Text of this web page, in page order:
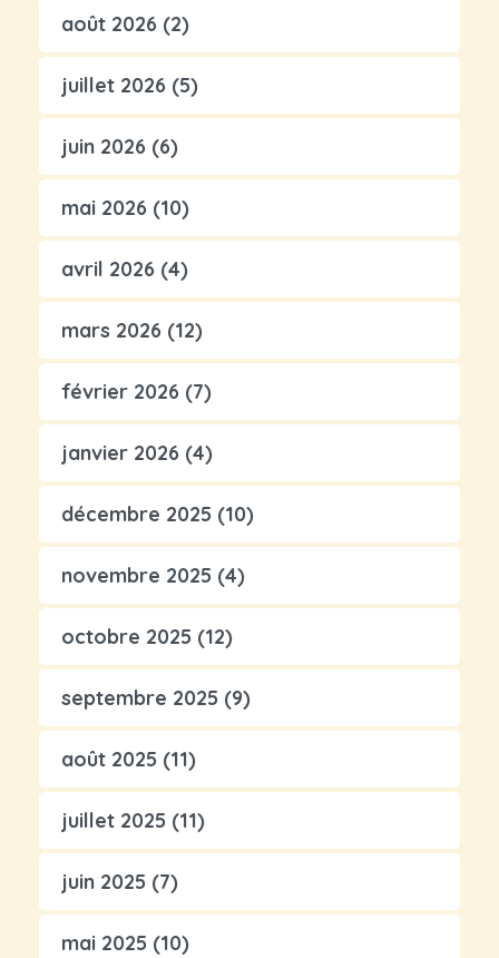
août 2026 (2)
juillet 2026 (5)
juin 2026 (6)
mai 2026 (10)
avril 2026 (4)
mars 2026 (12)
février 2026 (7)
janvier 2026 (4)
décembre 2025 (10)
novembre 2025 (4)
octobre 2025 (12)
septembre 2025 (9)
août 2025 (11)
juillet 2025 (11)
juin 2025 (7)
mai 2025 (10)